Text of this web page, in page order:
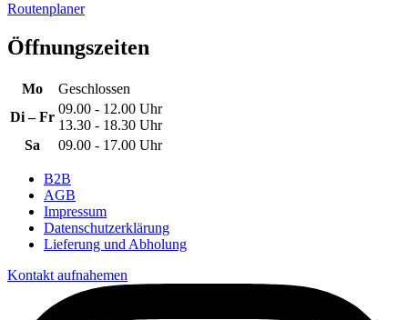
Routenplaner
Öffnungszeiten
Mo
Geschlossen
Di – Fr
09.00 - 12.00 Uhr
13.30 - 18.30 Uhr
Sa
09.00 - 17.00 Uhr
B2B
AGB
Impressum
Datenschutzerklärung
Lieferung und Abholung
Kontakt aufnahemen